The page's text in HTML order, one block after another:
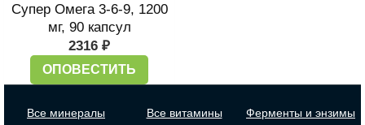
Супер Омега 3-6-9, 1200
мг, 90 капсул
2316 ₽
ОПОВЕСТИТЬ
Все минералы
Все витамины
Ферменты и энзимы